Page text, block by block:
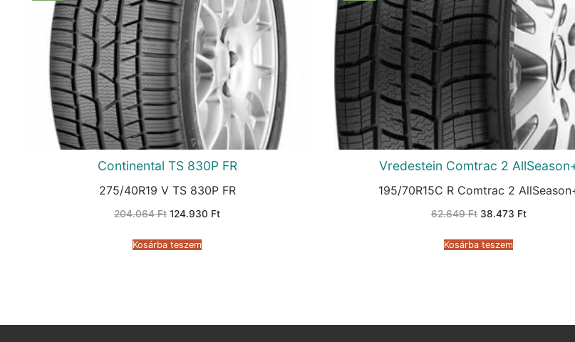
Continental TS 830P FR
275/40R19 V TS 830P FR
204.064Ft Original
204.064 Ft.
124.930 FtCurrent
Kosárba teszem
Vredestein Comtrac 2
195/70R15C R Comtrac 2
62.649Ft Original
62.649 Ft.
38.473 FtCurrent
Kosárba teszem